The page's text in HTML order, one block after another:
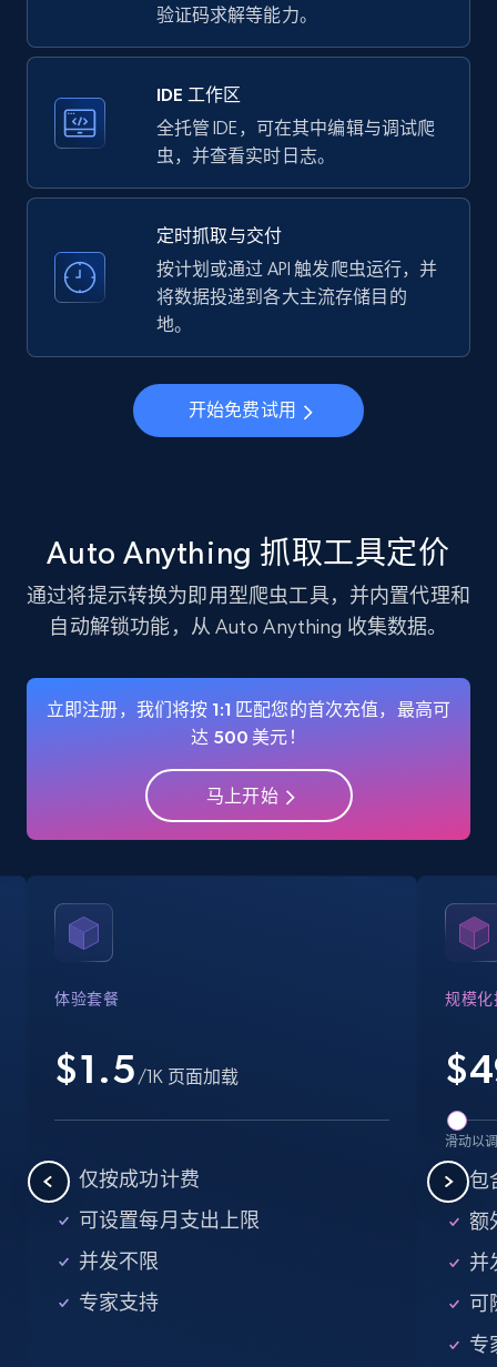
5.7K+
LinkedIn company information
ID, Name, Country code, Locations, Followers,
Employees in linkedin, About, Specialties, and
33.5K+ 3.5K+ 注册使用
Instagram - Profiles
Account, Fbid, ID, Followers, Posts count, Is
business account, Is professional account, Is
Instagram - Profiles - Collect profile
business account, Is professional account, Is
verified, and more.
3.4K+ 注册使用
Crunchbase companies information
Name, URL, ID, Cb rank, Region, About,
Searching data by keyword
Name, URL, ID, Cb rank, Region, About,
Industries, Operating status, and more.
验证码求解等能力。
IDE 工作区
全托管 IDE，可在其中编辑与调试爬
虫，并查看实时日志。
定时抓取与交付
按计划或通过 API 触发爬虫运行，并
将数据投递到各大主流存储目的
地。
开始免费试用
Auto Anything 抓取工具定价
通过将提示转换为即用型爬虫工具，并内置代理和
自动解锁功能，从 Auto Anything 收集数据。
立即注册，我们将按 1:1 匹配您的首次充值，最高可
达 500 美元！
马上开始
体验套餐
$1.5 /1K 页面加载
仅按成功计费
可设置每月支出上限
并发不限
专家支持
规模化
$
滑动以
包
额
并
可
专